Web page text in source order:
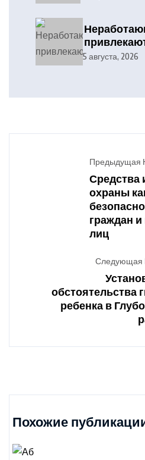
Дятловского
кампании
5 августа, 2026
Предыдущая
Средства
охраны
граждан
лиц
Следующая
обстоятельства
ребенка в
Похожие